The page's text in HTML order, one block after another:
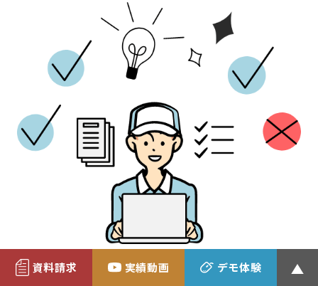
資料請求 実績動画 デモ体験